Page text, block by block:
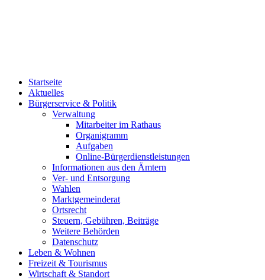
Startseite
Aktuelles
Bürgerservice & Politik
Verwaltung
Mitarbeiter im Rathaus
Organigramm
Aufgaben
Online-Bürgerdienstleistungen
Informationen aus den Ämtern
Ver- und Entsorgung
Wahlen
Marktgemeinderat
Ortsrecht
Steuern, Gebühren, Beiträge
Weitere Behörden
Datenschutz
Leben & Wohnen
Freizeit & Tourismus
Wirtschaft & Standort